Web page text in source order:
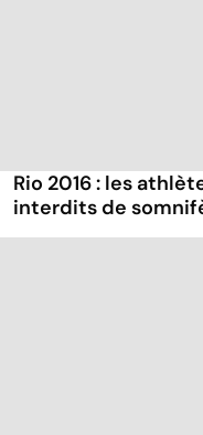
Rio 2016 : les
interdits de